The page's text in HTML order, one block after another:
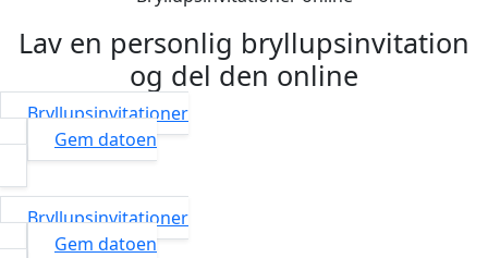
Lav en personlig bryllupsinvitation
og del den online
Bryllupsinvitationer
Gem datoen
Bryllupsinvitationer
Gem datoen